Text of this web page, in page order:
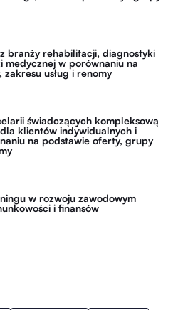
branży rehabilitacji, diagnostyki
medycznej w porównaniu na
usług i renomy
świadczących kompleksową
klientów indywidualnych i
na podstawie oferty, grupy
w rozwoju zawodowym
i finansów